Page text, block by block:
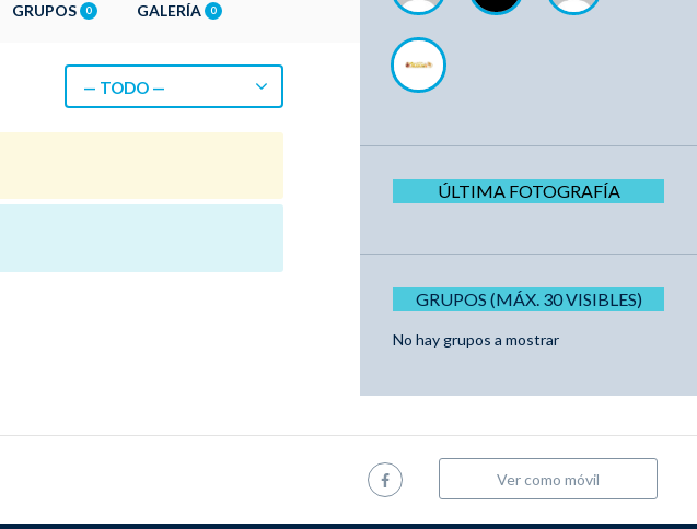
GRUPOS 0 GALERÍA 0
— TODO —
ÚLTIMA FOTOGRAFÍA
GRUPOS (MÁX. 30 VISIBLES)
No hay grupos a mostrar